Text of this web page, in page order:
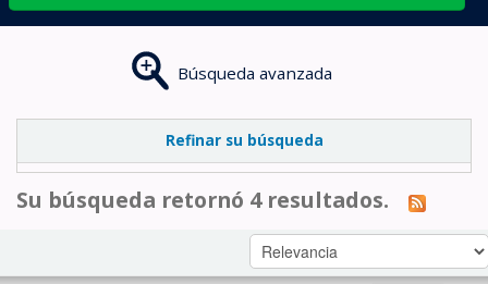
Búsqueda avanzada
Refinar su búsqueda
Su búsqueda retornó 4 resultados.